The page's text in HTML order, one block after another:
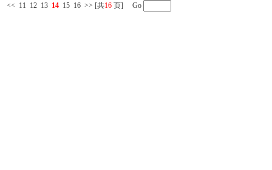
<< 11 12 13 14 15 16 >> [共16 页] Go